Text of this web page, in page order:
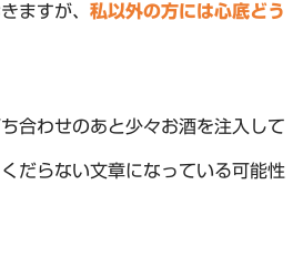
ますが、 私以外の方には心底どう
合わせのあと少々お酒を注入して
だらない文章になっている可能性